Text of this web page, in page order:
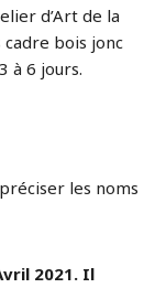
d’Art de la
cadre bois jonc
à 6 jours.
les noms
2021. Il